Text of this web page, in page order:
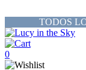
TODOS
0